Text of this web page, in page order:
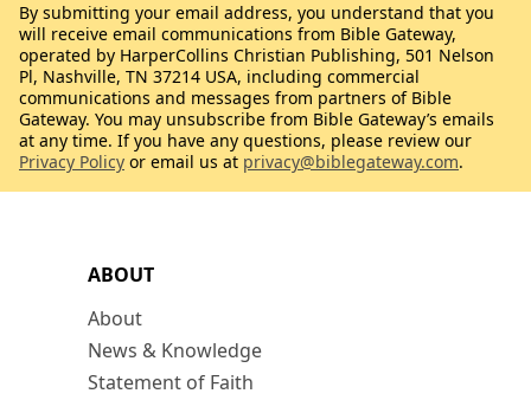
ABOUT
About
News & Knowledge
Statement of Faith
By submitting your email address, you understand that you
will receive email communications from Bible Gateway,
operated by HarperCollins Christian Publishing, 501 Nelson
Pl, Nashville, TN 37214 USA, including commercial
communications and messages from partners of Bible
Gateway. You may unsubscribe from Bible Gateway’s emails
at any time. If you have any questions, please review our
Privacy Policy or email us at privacy@biblegateway.com.